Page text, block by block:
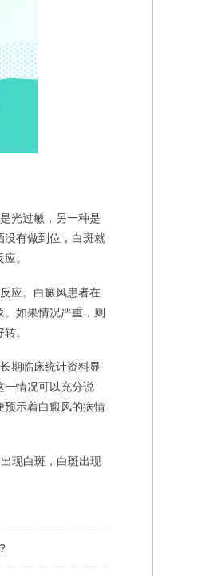
光过敏，另一种是
没有做到位，白斑就
。
应。白癜风患者在
如果情况严重，则
。
期临床统计资料显
一情况可以充分说
预示着白癜风的病情
现白斑，白斑出现